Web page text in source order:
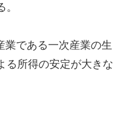
業である一次産業の生
る所得の安定が大きな